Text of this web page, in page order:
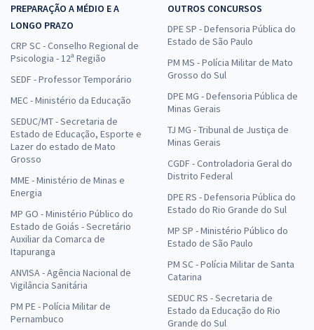
PREPARAÇÃO A MÉDIO E A
LONGO PRAZO
CRP SC - Conselho Regional de
Psicologia - 12ª Região
SEDF - Professor Temporário
MEC - Ministério da Educação
SEDUC/MT - Secretaria de
Estado de Educação, Esporte e
Lazer do estado de Mato
Grosso
MME - Ministério de Minas e
Energia
MP GO - Ministério Público do
Estado de Goiás - Secretário
Auxiliar da Comarca de
Itapuranga
ANVISA - Agência Nacional de
Vigilância Sanitária
PM PE - Polícia Militar de
Pernambuco
OUTROS CONCURSOS
DPE SP - Defensoria Pública do
Estado de São Paulo
PM MS - Polícia Militar de Mato
Grosso do Sul
DPE MG - Defensoria Pública de
Minas Gerais
TJ MG - Tribunal de Justiça de
Minas Gerais
CGDF - Controladoria Geral do
Distrito Federal
DPE RS - Defensoria Pública do
Estado do Rio Grande do Sul
MP SP - Ministério Público do
Estado de São Paulo
PM SC - Polícia Militar de Santa
Catarina
SEDUC RS - Secretaria de
Estado da Educação do Rio
Grande do Sul